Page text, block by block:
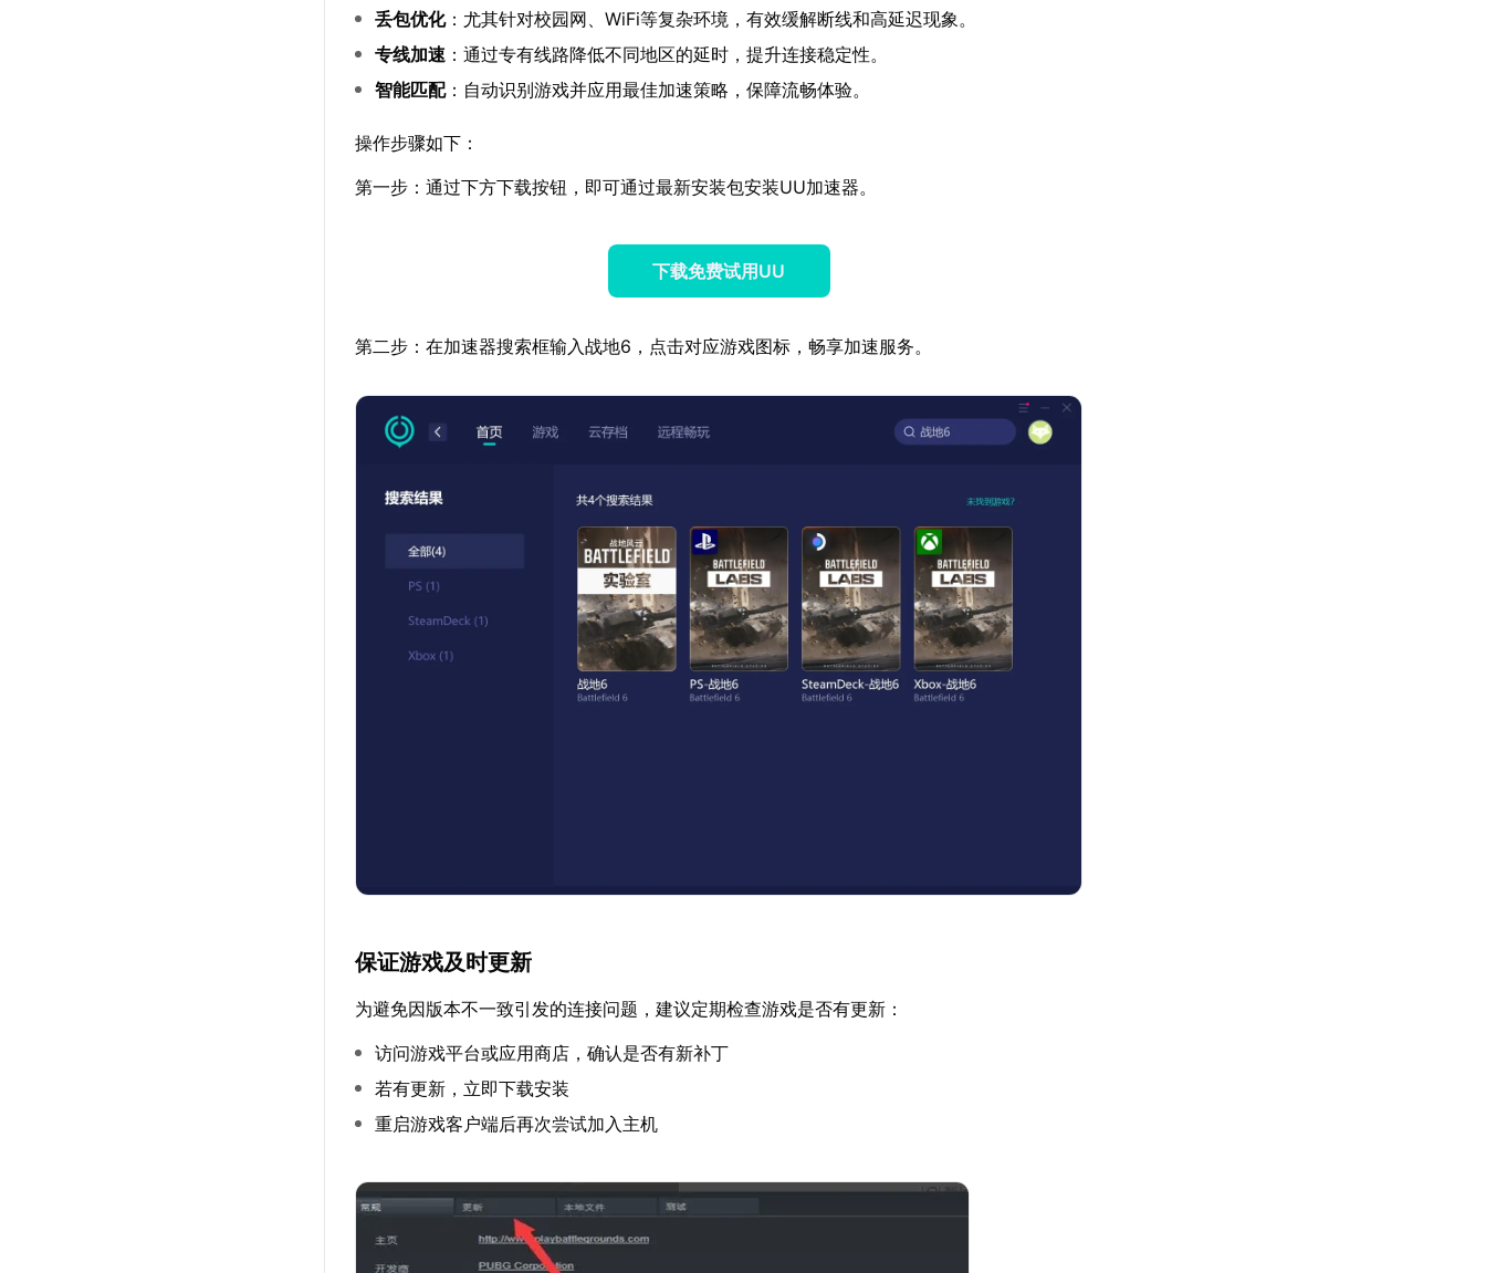
丢包优化：尤其针对校园网、WiFi等复杂环境，有效缓解断线和高延迟现象。
专线加速 ：通过专有线路降低不同地区的延时，提升连接稳定性。
智能匹配：自动识别游戏并应用最佳加速策略，保障流畅体验。
操作步骤如下：
第一步：通过下方下载按钮，即可通过最新安装包安装UU加速器。
下载免费试用UU
第二步：在加速器搜索框输入战地6，点击对应游戏图标，畅享加速服务。
保证游戏及时更新
为避免因版本不一致引发的连接问题，建议定期检查游戏是否有更新：
访问游戏平台或应用商店，确认是否有新补丁
若有更新，立即下载安装
重启游戏客户端后再次尝试加入主机